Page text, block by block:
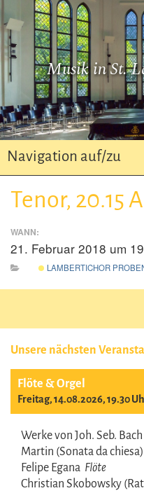
Unsere nächsten
Flöte & Orgel
Freitag, 14.08.2026, 19.30
Werke von Joh. Seb.
Martin (Sonata da chiesa)
Felipe Egana Flöte
Christian Skobowsky
Musik in St.
Navigation auf/zu
Tenor, 20.15
WANN:
21. Februar 2018 um
LAMBERTICHOR